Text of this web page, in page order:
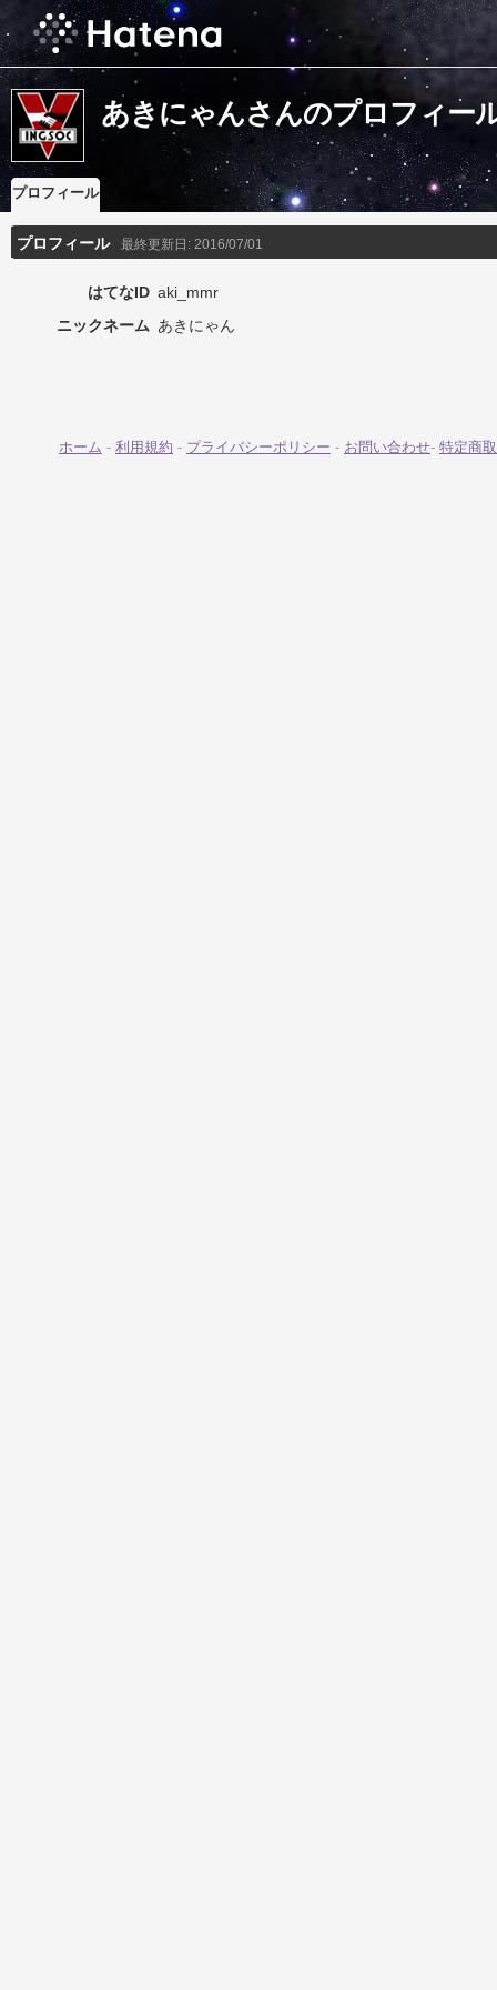
あきにゃんさんのプロフィー
プロフィール
プロフィール 最終更新日: 2016/07/01
はてなID aki_mmr
ニックネーム あきにゃん
ホーム - 利用規約 - プライバシーポリシー - お問い合わせ- 特定商